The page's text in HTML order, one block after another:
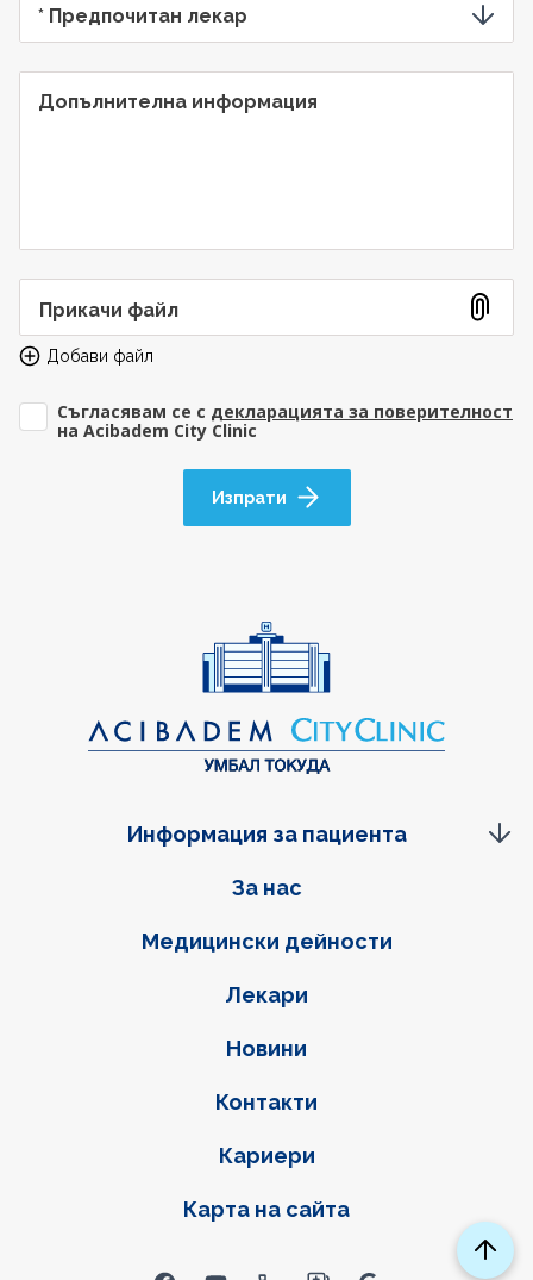
* Предпочитан лекар
Допълнителна информация
Прикачи файл
Добави файл
Съгласявам се с <a target="_blank" href='/docs/
Съгласявам се с декларацията за поверителност
на Acibadem City Clinic
Изпрати
Фуутер навигация
За нас
Медицински дейности
Лекари
Новини
Контакти
Кариери
Карта на сайта
Информация за пациента